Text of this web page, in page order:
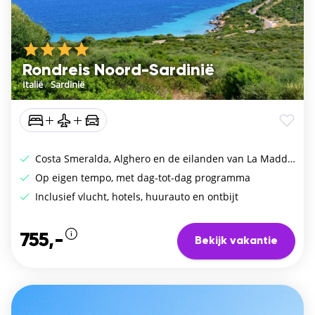
Rondreis Noord-Sardinië
Italië/Sardinië
Costa Smeralda, Alghero en de eilanden van La Maddalena
Op eigen tempo, met dag-tot-dag programma
Inclusief vlucht, hotels, huurauto en ontbijt
755,- Bekijk vakantie